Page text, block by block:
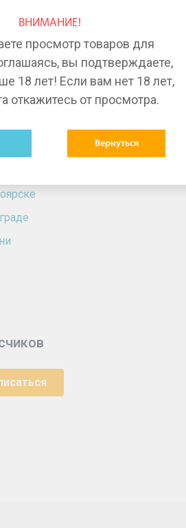
и книги с доставкой по Киров
Новгороде
ВНИМАНИЕ!
просмотр товаров для
вы подтверждаете,
18 лет! Если вам нет 18 лет,
откажитесь от просмотра.
Вернуться